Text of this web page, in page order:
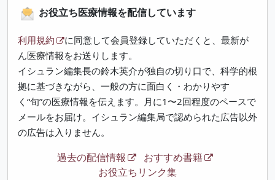
お役立ち医療情報を配信しています
利用規約
に同意して会員登録していただくと、最新が
ん医療情報をお送りします。
イシュラン編集長の鈴木英介が独自の切り口で、科学的根
拠に基づきながら、一般の方に面白く・わかりやす
く“旬”の医療情報を伝えます。月に1〜2回程度のペースで
メールをお届け。イシュラン編集局で認められた広告以外
の広告は入りません。
過去の配信情報
おすすめ書籍
お役立ちリンク集